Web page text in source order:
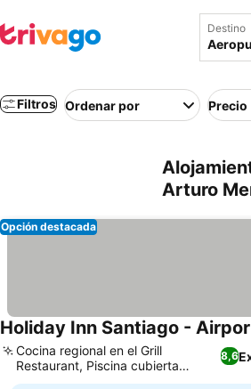
Destino
Filtros Ordenar por Precio
Arturo
Opción destacada
Holiday Inn Santiago -
8,6
Cocina regional en el Grill
Restaurant, Piscina cubierta
climatizada y spa